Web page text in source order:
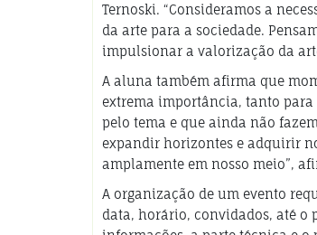
Ternoski. “Consideramos a
da arte para a sociedade.
impulsionar a valorização da
A aluna também afirma que
extrema importância, tanto para
pelo tema e que ainda não
expandir horizontes e adquirir
amplamente em nosso meio”,
A organização de um evento
data, horário, convidados, até o